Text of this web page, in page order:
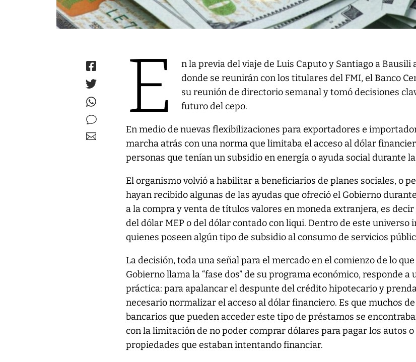
E
n la previa del viaje de Luis Caputo y Santiago a Bausili
donde se reunirán con los titulares del FMI, el Banco
su reunión de directorio semanal y tomó decisiones
futuro del cepo.
En medio de nuevas flexibilizaciones para exportadores e
marcha atrás con una norma que limitaba el acceso al dólar
personas que tenían un subsidio en energía o ayuda social durante
El organismo volvió a habilitar a beneficiarios de planes sociales, o
hayan recibido algunas de las ayudas que ofreció el Gobierno
a la compra y venta de títulos valores en moneda extranjera, es
del dólar MEP o del dólar contado con liqui. Dentro de este universo
quienes poseen algún tipo de subsidio al consumo de servicios
La decisión, toda una señal para el mercado en el comienzo de lo
Gobierno llama la “fase dos” de su programa económico, responde a
práctica: para apalancar el despunte del crédito hipotecario y
necesario normalizar el acceso al dólar financiero. Es que muchos
bancarios que pueden acceder este tipo de préstamos se
con la limitación de no poder comprar dólares para pagar los autos o
propiedades que estaban intentando financiar.